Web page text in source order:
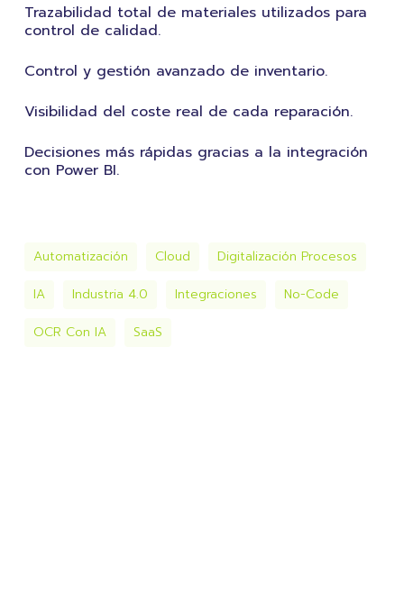
Trazabilidad total de materiales utilizados para
control de calidad.
Control y gestión avanzado de inventario.
Visibilidad del coste real de cada reparación.
Decisiones más rápidas gracias a la integración
con Power BI.
Automatización Cloud
Digitalización Procesos
IA
Industria 4.0 Integraciones
No-Code
OCR Con IA
SaaS